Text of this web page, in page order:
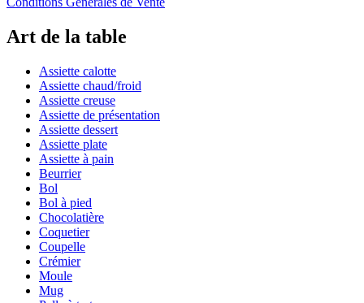
Art de la table
Assiette calotte
Assiette chaud/froid
Assiette creuse
Assiette de présentation
Assiette dessert
Assiette plate
Assiette à pain
Beurrier
Bol
Bol à pied
Chocolatière
Coquetier
Coupelle
Crémier
Moule
Mug